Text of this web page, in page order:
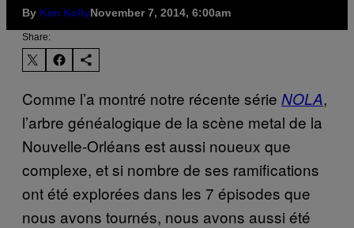
By Kim KellyNovember 7, 2014, 6:00am
Share:
Comme l’a montré notre récente série NOLA,
l’arbre généalogique de la scène metal de la
Nouvelle-Orléans est aussi noueux que
complexe, et si nombre de ses ramifications
ont été explorées dans les 7 épisodes que
nous avons tournés, nous avons aussi été